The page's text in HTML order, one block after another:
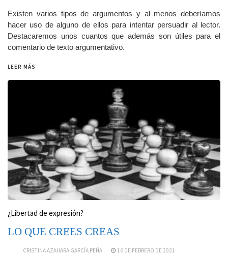
Existen varios tipos de argumentos y al menos deberíamos
hacer uso de alguno de ellos para intentar persuadir al lector.
Destacaremos unos cuantos que además son útiles para el
comentario de texto argumentativo.
LEER MÁS
¿Libertad de expresión?
LO QUE CREES CREAS
CRISTINA AZAHARA GARCÍA PEÑA 16 DE FEBRERO DE 2021